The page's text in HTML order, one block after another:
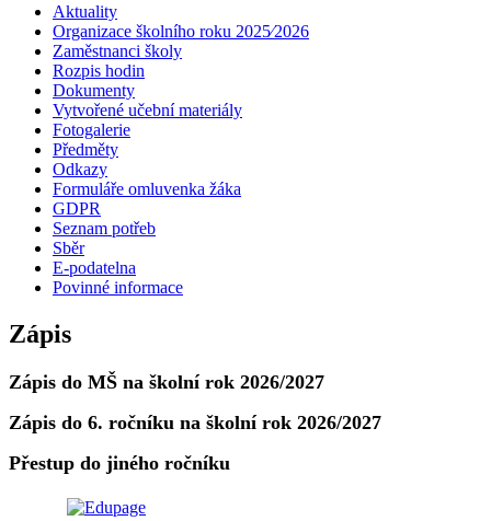
Aktuality
Organizace školního roku 2025⁄2026
Zaměstnanci školy
Rozpis hodin
Dokumenty
Vytvořené učební materiály
Fotogalerie
Předměty
Odkazy
Formuláře omluvenka žáka
GDPR
Seznam potřeb
Sběr
E-podatelna
Povinné informace
Zápis
Zápis do MŠ na školní rok 2026/2027
Zápis do 6. ročníku na školní rok 2026/2027
Přestup do jiného ročníku